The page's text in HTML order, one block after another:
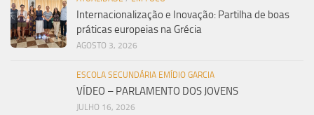
Internacionalização e Inovação: Partilha de boas
práticas europeias na Grécia
AGOSTO 3, 2026
ESCOLA SECUNDÁRIA EMÍDIO GARCIA
VÍDEO – PARLAMENTO DOS JOVENS
JULHO 16, 2026